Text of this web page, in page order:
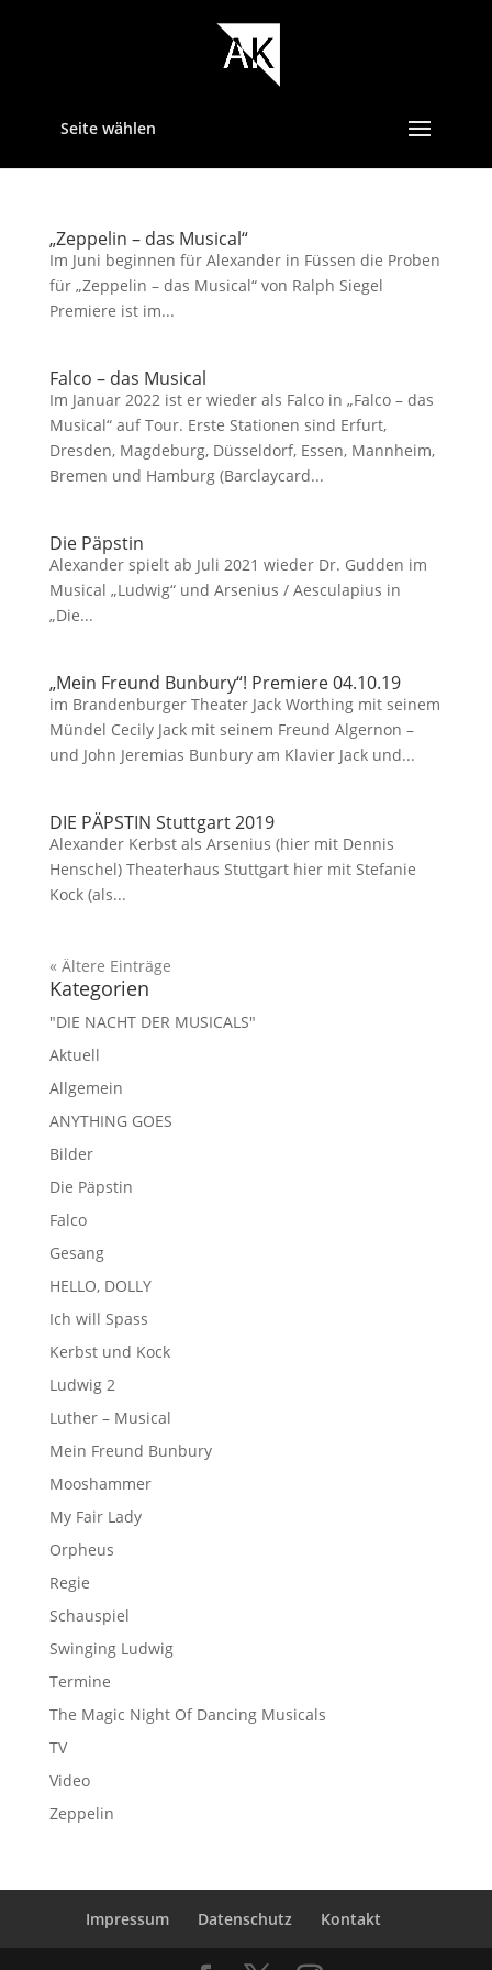
Seite wählen
„Zeppelin – das Musical“
Im Juni beginnen für Alexander in Füssen die Proben
für „Zeppelin – das Musical“ von Ralph Siegel
Premiere ist im...
Falco – das Musical
Im Januar 2022 ist er wieder als Falco in „Falco – das
Musical“ auf Tour. Erste Stationen sind Erfurt,
Dresden, Magdeburg, Düsseldorf, Essen, Mannheim,
Bremen und Hamburg (Barclaycard...
Die Päpstin
Alexander spielt ab Juli 2021 wieder Dr. Gudden im
Musical „Ludwig“ und Arsenius / Aesculapius in
„Die...
„Mein Freund Bunbury“! Premiere 04.10.19
im Brandenburger Theater Jack Worthing mit seinem
Mündel Cecily Jack mit seinem Freund Algernon –
und John Jeremias Bunbury am Klavier Jack und...
DIE PÄPSTIN Stuttgart 2019
Alexander Kerbst als Arsenius (hier mit Dennis
Henschel) Theaterhaus Stuttgart hier mit Stefanie
Kock (als...
« Ältere Einträge
Kategorien
"DIE NACHT DER MUSICALS"
Aktuell
Allgemein
ANYTHING GOES
Bilder
Die Päpstin
Falco
Gesang
HELLO, DOLLY
Ich will Spass
Kerbst und Kock
Ludwig 2
Luther – Musical
Mein Freund Bunbury
Mooshammer
My Fair Lady
Orpheus
Regie
Schauspiel
Swinging Ludwig
Termine
The Magic Night Of Dancing Musicals
TV
Video
Zeppelin
Impressum Datenschutz Kontakt